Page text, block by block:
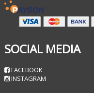
SOCIAL MEDIA
FACEBOOK
INSTAGRAM